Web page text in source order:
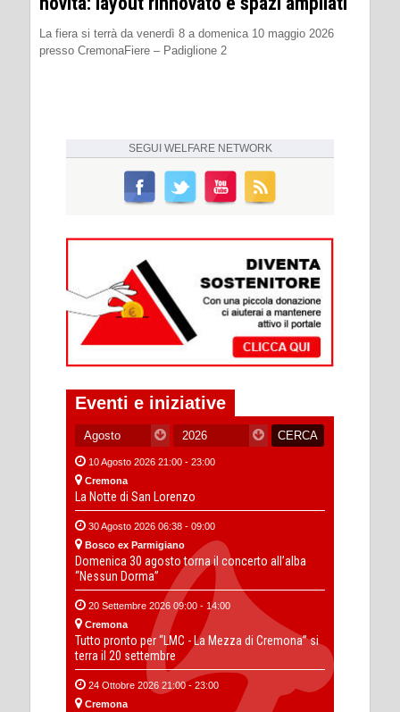
La fiera si terrà da venerdì 8 a domenica 10 maggio 2026
presso CremonaFiere – Padiglione 2
SEGUI WELFARE NETWORK
Eventi e iniziative
10 Agosto 2026 21:00 - 23:00
Cremona
La Notte di San Lorenzo
30 Agosto 2026 06:38 - 09:00
Bosco ex Parmigiano
Domenica 30 agosto torna il concerto all’alba
“Nessun Dorma”
20 Settembre 2026 09:00 - 14:00
Cremona
Tutto pronto per “LMC - La Mezza di Cremona” si
terra il 20 settembre
24 Ottobre 2026 21:00 - 23:00
Cremona